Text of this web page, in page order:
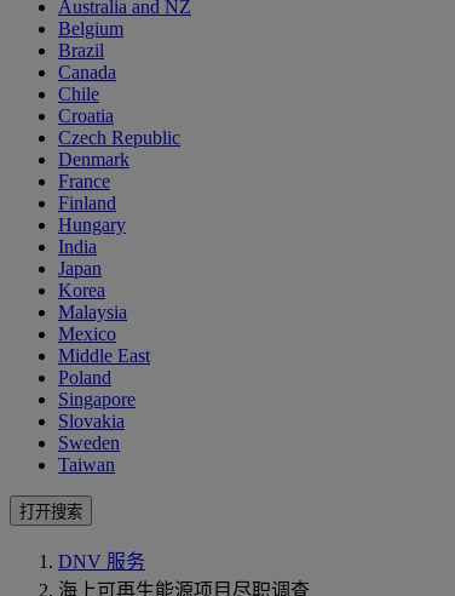
Australia and NZ
Belgium
Brazil
Canada
Chile
Croatia
Czech Republic
Denmark
France
Finland
Hungary
India
Japan
Korea
Malaysia
Mexico
Middle East
Poland
Singapore
Slovakia
Sweden
Taiwan
打开搜索
DNV 服务
海上可再生能源项目尽职调查